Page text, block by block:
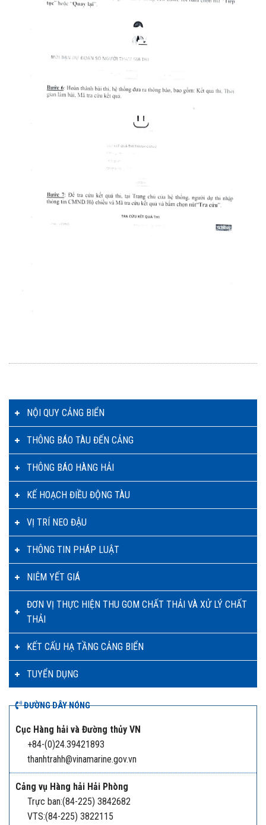
NỘI QUY CẢNG BIỂN
THÔNG BÁO TÀU ĐẾN CẢNG
THÔNG BÁO HÀNG HẢI
KẾ HOẠCH ĐIỀU ĐỘNG TÀU
VỊ TRÍ NEO ĐẬU
THÔNG TIN PHÁP LUẬT
NIÊM YẾT GIÁ
ĐƠN VỊ THỰC HIỆN THU GOM CHẤT THẢI VÀ XỬ LÝ CHẤT
THẢI
KẾT CẤU HẠ TẦNG CẢNG BIỂN
TUYỂN DỤNG
ĐƯỜNG DÂY NÓNG
Cục Hàng hải và Đường thủy VN
+84-(0)24.39421893
thanhtrahh@vinamarine.gov.vn
Cảng vụ Hàng hải Hải Phòng
Trực ban:(84-225) 3842682
VTS:(84-225) 3822115